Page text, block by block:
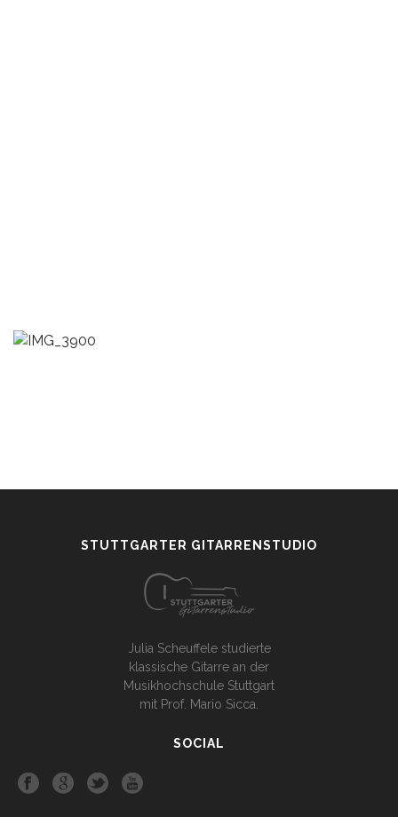
STUTTGARTER GITARRENSTUDIO
Julia Scheuffele studierte
klassische Gitarre an der
Musikhochschule Stuttgart
mit Prof. Mario Sicca.
SOCIAL